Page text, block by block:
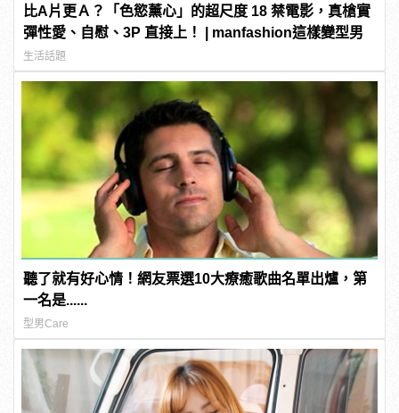
比A片更Ａ？「色慾薰心」的超尺度 18 禁電影，真槍實
彈性愛、自慰、3P 直接上！ | manfashion這樣變型男
生活話題
聽了就有好心情！網友票選10大療癒歌曲名單出爐，第
一名是......
型男Care